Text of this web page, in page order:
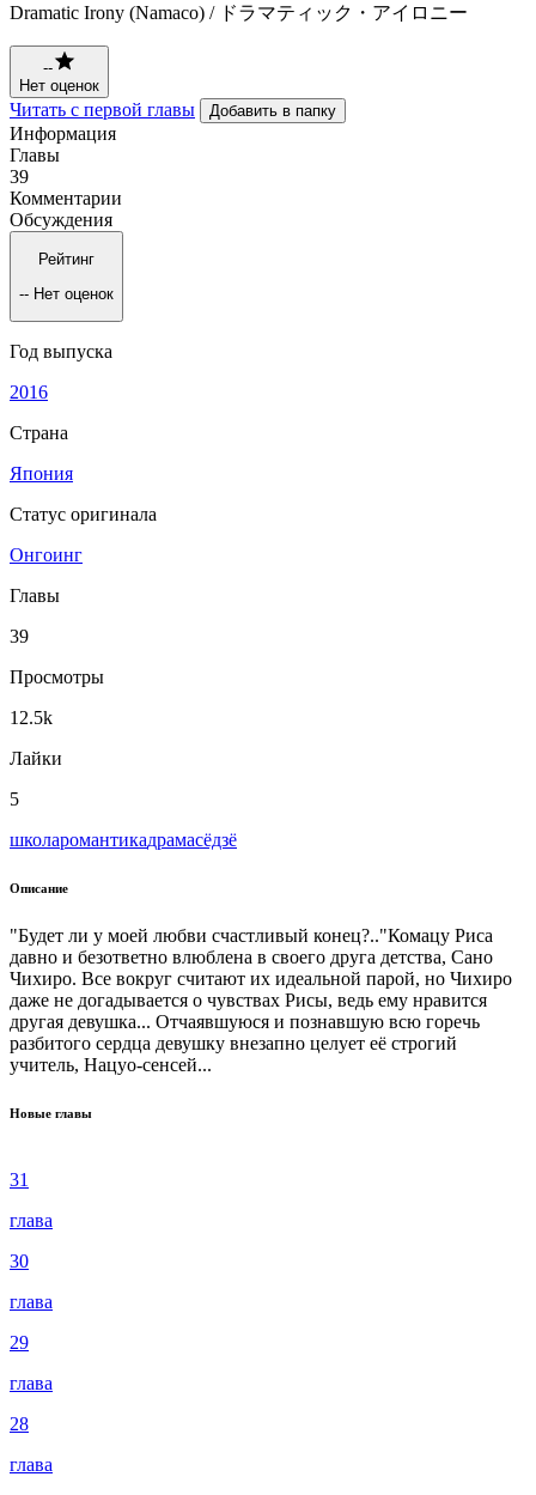
Dramatic Irony (Namaco) / ドラマティック・アイロニー
--
Нет оценок
Читать с первой главы Добавить в папку
Информация
Главы
39
Комментарии
Обсуждения
Рейтинг
-- Нет оценок
Год выпуска
2016
Страна
Япония
Статус оригинала
Онгоинг
Главы
39
Просмотры
12.5k
Лайки
5
школаромантикадрамасёдзё
Описание
"Будет ли у моей любви счастливый конец?.."Комацу Риса
давно и безответно влюблена в своего друга детства, Сано
Чихиро. Все вокруг считают их идеальной парой, но Чихиро
даже не догадывается о чувствах Рисы, ведь ему нравится
другая девушка... Отчаявшуюся и познавшую всю горечь
разбитого сердца девушку внезапно целует её строгий
учитель, Нацуо-сенсей...
Новые главы
31
глава
30
глава
29
глава
28
глава